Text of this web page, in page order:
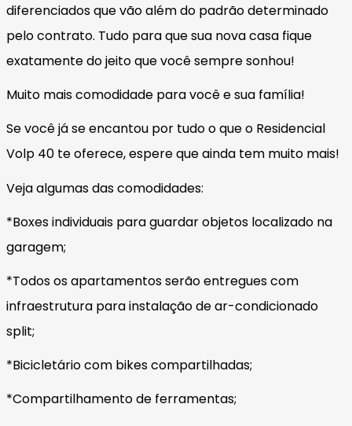
diferenciados que vão além do padrão determinado
pelo contrato. Tudo para que sua nova casa fique
exatamente do jeito que você sempre sonhou!
Muito mais comodidade para você e sua família!
Se você já se encantou por tudo o que o Residencial
Volp 40 te oferece, espere que ainda tem muito mais!
Veja algumas das comodidades:
*Boxes individuais para guardar objetos localizado na
garagem;
*Todos os apartamentos serão entregues com
infraestrutura para instalação de ar-condicionado
split;
*Bicicletário com bikes compartilhadas;
*Compartilhamento de ferramentas;